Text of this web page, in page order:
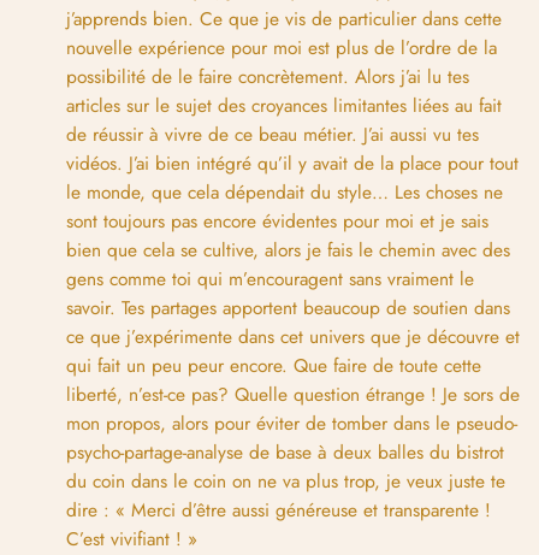
j’apprends bien. Ce que je vis de particulier dans cette
nouvelle expérience pour moi est plus de l’ordre de la
possibilité de le faire concrètement. Alors j’ai lu tes
articles sur le sujet des croyances limitantes liées au fait
de réussir à vivre de ce beau métier. J’ai aussi vu tes
vidéos. J’ai bien intégré qu’il y avait de la place pour tout
le monde, que cela dépendait du style… Les choses ne
sont toujours pas encore évidentes pour moi et je sais
bien que cela se cultive, alors je fais le chemin avec des
gens comme toi qui m’encouragent sans vraiment le
savoir. Tes partages apportent beaucoup de soutien dans
ce que j’expérimente dans cet univers que je découvre et
qui fait un peu peur encore. Que faire de toute cette
liberté, n’est-ce pas? Quelle question étrange ! Je sors de
mon propos, alors pour éviter de tomber dans le pseudo-
psycho-partage-analyse de base à deux balles du bistrot
du coin dans le coin on ne va plus trop, je veux juste te
dire : « Merci d’être aussi généreuse et transparente !
C’est vivifiant ! »